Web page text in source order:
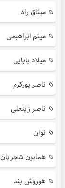
میثاق راد
میثم ابراهیمی
میلاد بابایی
ناصر پورکرم
ناصر زینعلی
نوان
همایون شجریان
هوروش بند